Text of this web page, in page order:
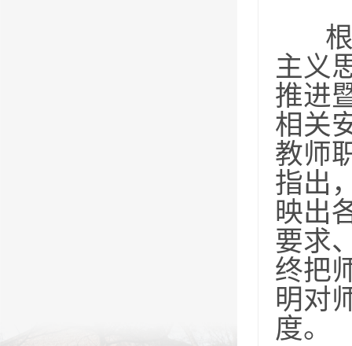
主义
推进
相关
教师
指出
映出
要求
终把
明对
度。